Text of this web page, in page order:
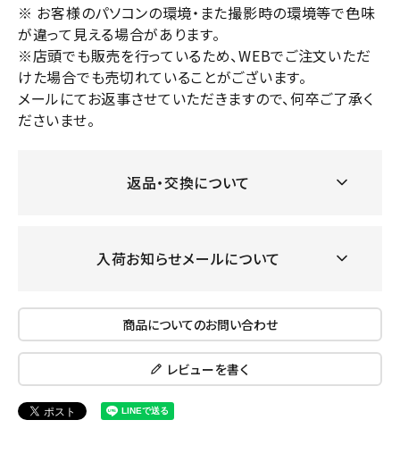
※ お客様のパソコンの環境・また撮影時の環境等で色味
が違って見える場合があります。
※店頭でも販売を行っているため、WEBでご注文いただ
けた場合でも売切れていることがございます。
メールにてお返事させていただきますので、何卒ご了承く
ださいませ。
返品・交換について
入荷お知らせメールについて
商品についてのお問い合わせ
レビューを書く